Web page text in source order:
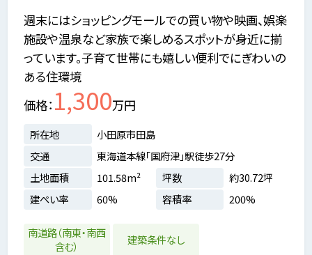
週末にはショッピングモールでの買い物や映画、娯楽
施設や温泉など家族で楽しめるスポットが身近に揃
っています。子育て世帯にも嬉しい便利でにぎわいの
ある住環境
価格 1,300万円
所在地
小田原市田島
交通
東海道本線「国府津」駅徒歩27分
土地面積
101.58m² 坪数
約30.72坪
建ぺい率
60% 容積率 200%
南道路（南東・南西
含む）
建築条件なし